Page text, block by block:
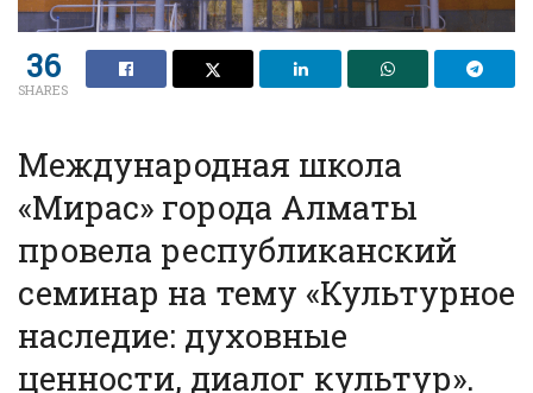
36
SHARES
Международная школа
«Мирас» города Алматы
провела республиканский
семинар на тему «Культурное
наследие: духовные
ценности, диалог культур».